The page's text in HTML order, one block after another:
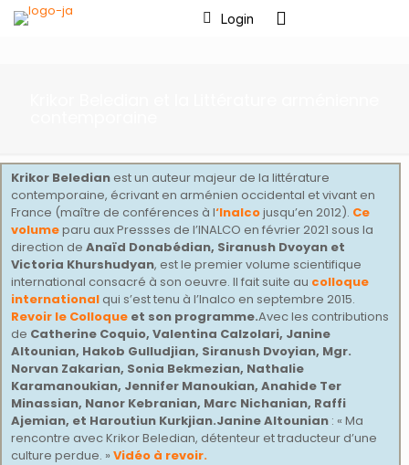
Login
Krikor Beledian est un auteur majeur de la littérature
contemporaine, écrivant en arménien occidental et vivant en
France (maître de conférences à l‘Inalcojusqu’en 2012). Ce
volumeparu aux Pressses de l’INALCO en février 2021 sous la
direction de Anaïd Donabédian, Siranush Dvoyan et
Victoria Khurshudyan, est le premier volume scientifique
international consacré à son oeuvre. Il fait suite au colloque
international qui s’est tenu à l’Inalco en septembre 2015.
Revoir le Colloque et son programme.Avec les contributions
de Catherine Coquio, Valentina Calzolari, Janine
Altounian, Hakob Gulludjian, Siranush Dvoyian, Mgr.
Norvan Zakarian, Sonia Bekmezian, Nathalie
Karamanoukian, Jennifer Manoukian, Anahide Ter
Minassian, Nanor Kebranian, Marc Nichanian, Raffi
Ajemian, et Haroutiun Kurkjian.Janine Altounian : « Ma
rencontre avec Krikor Beledian, détenteur et traducteur d’une
culture perdue. » Vidéo à revoir.